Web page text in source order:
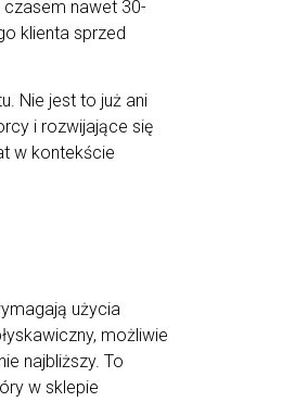
nawet 30-
klienta sprzed
Nie jest to już ani
i rozwijające się
w kontekście
użycia
możliwie
najbliższy. To
w sklepie